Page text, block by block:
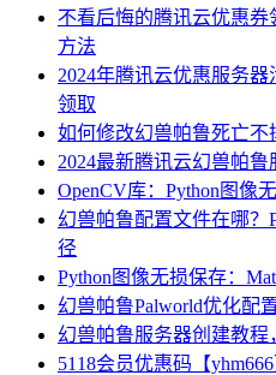
不看后悔的腾讯云优惠券
方法
2024年腾讯云优惠服务
领取
如何修改幻兽帕鲁死亡不
2024最新腾讯云幻兽帕鲁
OpenCV库：Python图像
幻兽帕鲁配置文件在哪？
径
Python图像无损保存：
幻兽帕鲁Palworld优化配
幻兽帕鲁服务器创建教程
5118会员优惠码【